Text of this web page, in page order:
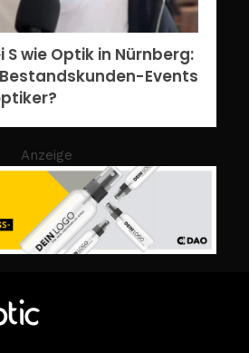
S wie Optik in Nürnberg:
Events
Anzeige